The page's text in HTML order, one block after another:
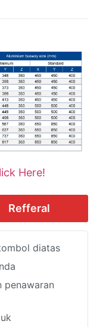
Here!
Refferal
diatas
penawaran